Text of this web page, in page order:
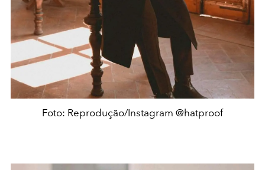
Foto: Reprodução/Instagram @hatproof